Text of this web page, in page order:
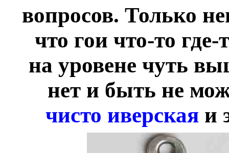
вопросов. Только
что гои что-то
на уровене чуть
нет и быть не
чисто иверская и